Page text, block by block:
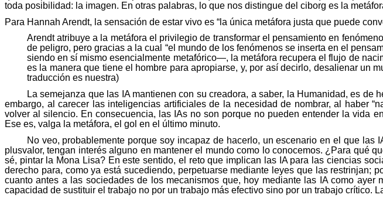
toda posibilidad: la imagen. En otras palabras, lo que nos distingue del ciborg es la
Para Hannah Arendt, la sensación de estar vivo es “la única metáfora justa que puede
Arendtatribuye a la metáfora el privilegio de transformar el pensamiento en
de peligro, pero gracias a la cual “el mundo de los fenómenos se inserta en el
siendo en sí mismo esencialmente metafórico—, la metáfora recupera el flujo de
es la manera que tiene el hombre para apropiarse, y, por así decirlo, desalienarun
traducción es nuestra)
La semejanza que las IA mantienen con su creadora, a saber, la Humanidad, es
embargo, al carecer las inteligencias artificiales de la necesidad de nombrar, al haber
volver al silencio. En consecuencia, las IAs no son porque no pueden entender la vida
Ese es, valga la metáfora, el gol en el último minuto.
No veo, probablemente porque soy incapaz de hacerlo, un escenario en el que
plusvalor, tengan interés alguno en mantener el mundo como lo conocemos. ¿Para qué
sé, pintar la Mona Lisa? En este sentido, el reto que implican las IA para las ciencias
derecho para, como ya está sucediendo, perpetuarse mediante leyes que las
cuanto antes a las sociedades de los mecanismos que, hoy mediante las IA como
capacidad de sustituir el trabajo no por un trabajo más efectivo sino por un trabajo crítico.